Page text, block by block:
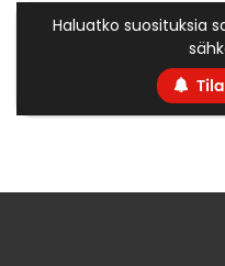
Haluatko suosituksia